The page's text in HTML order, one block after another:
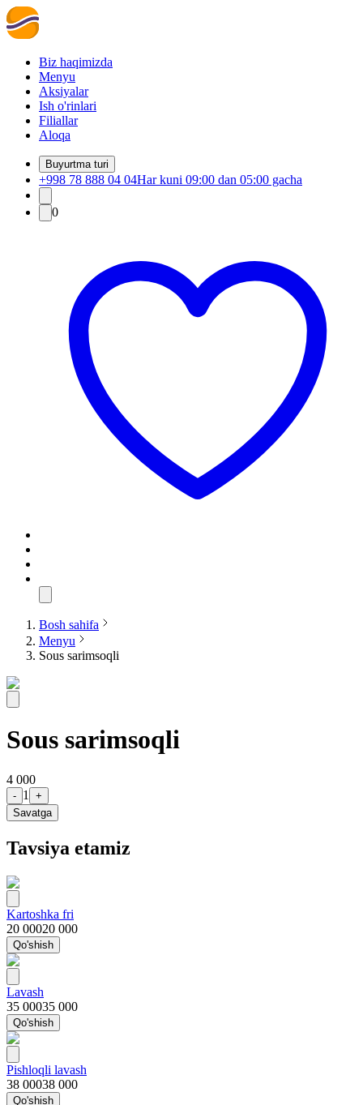
Biz haqimizda
Menyu
Aksiyalar
Ish o'rinlari
Filiallar
Aloqa
Buyurtma turi
+998 78 888 04 04Har kuni 09:00 dan 05:00 gacha
0
Bosh sahifa
Menyu
Sous sarimsoqli
Sous sarimsoqli
4 000
- 1
+
Savatga
Tavsiya etamiz
Kartoshka fri
20 00020 000
Qo'shish
Lavash
35 00035 000
Qo'shish
Pishloqli lavash
38 00038 000
Qo'shish